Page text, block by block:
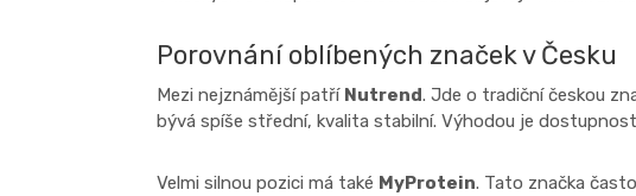
Porovnání oblíbených značek v Česku
Mezi nejznámější patří Nutrend. Jde o tradiční českou
bývá spíše střední, kvalita stabilní. Výhodou je
Velmi silnou pozici má také MyProtein. Tato značka